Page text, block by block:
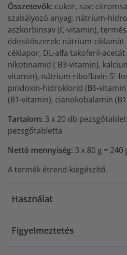
Összetevők: cukor, sav:
szabályozó anyag: nátrium-
aszkorbinsav (C-vitamin),
édesítőszerek: nátrium-
céklapor, DL-alfa takoferil-acetát
nikotinamid ( B3-vitamin),
vitamin), nátrium-riboflavin-5'-
piridoxin-hidroklorid (B6-
(B1-vitamin), cianokobalamin
Tartalom: 3 x 20 db
pezsgőtabletta
Nettó mennyiség: 3 x 80 g = 240
A termék étrend-kiegészítő.
Használat
Figyelmeztetés